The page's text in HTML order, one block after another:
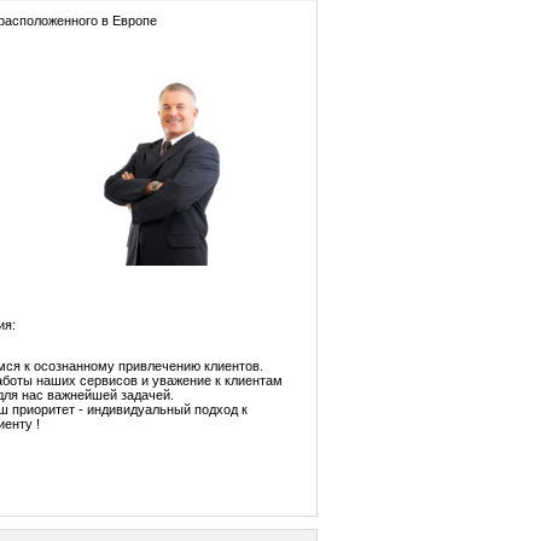
в Европе
к осознанному привлечению клиентов.
наших сервисов и уважение к клиентам
нас важнейшей задачей.
приоритет - индивидуальный подход к
!